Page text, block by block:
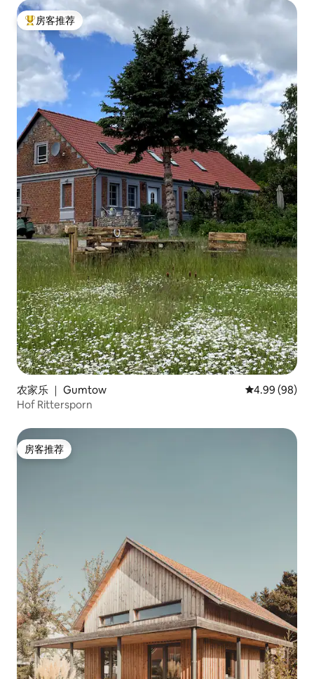
热门「房客推荐」
房客推荐
农家乐 ｜ Gumtow 平均评分 4.99
4.99 (98)
Hof Rittersporn
房客推荐
房客推荐